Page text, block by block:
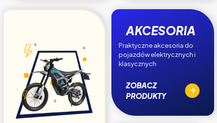
AKCESORIA
Praktyczne akcesoria do
pojazdów elektrycznych i
klasycznych
ZOBACZ
PRODUKTY